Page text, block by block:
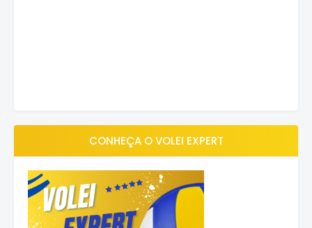
CONHEÇA O VOLEI EXPERT